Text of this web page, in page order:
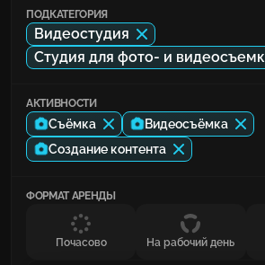
ПОДКАТЕГОРИЯ
Видеостудия
Студия для фото- и
АКТИВНОСТИ
Съёмка
Видеосъёмка
Создание контента
ФОРМАТ АРЕНДЫ
Почасово На рабочий день